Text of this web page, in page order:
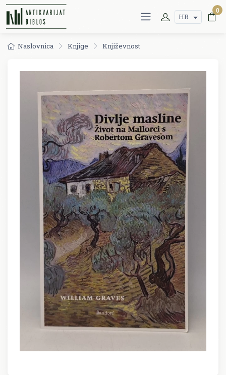
HR
0
Naslovnica Knjige Književnost